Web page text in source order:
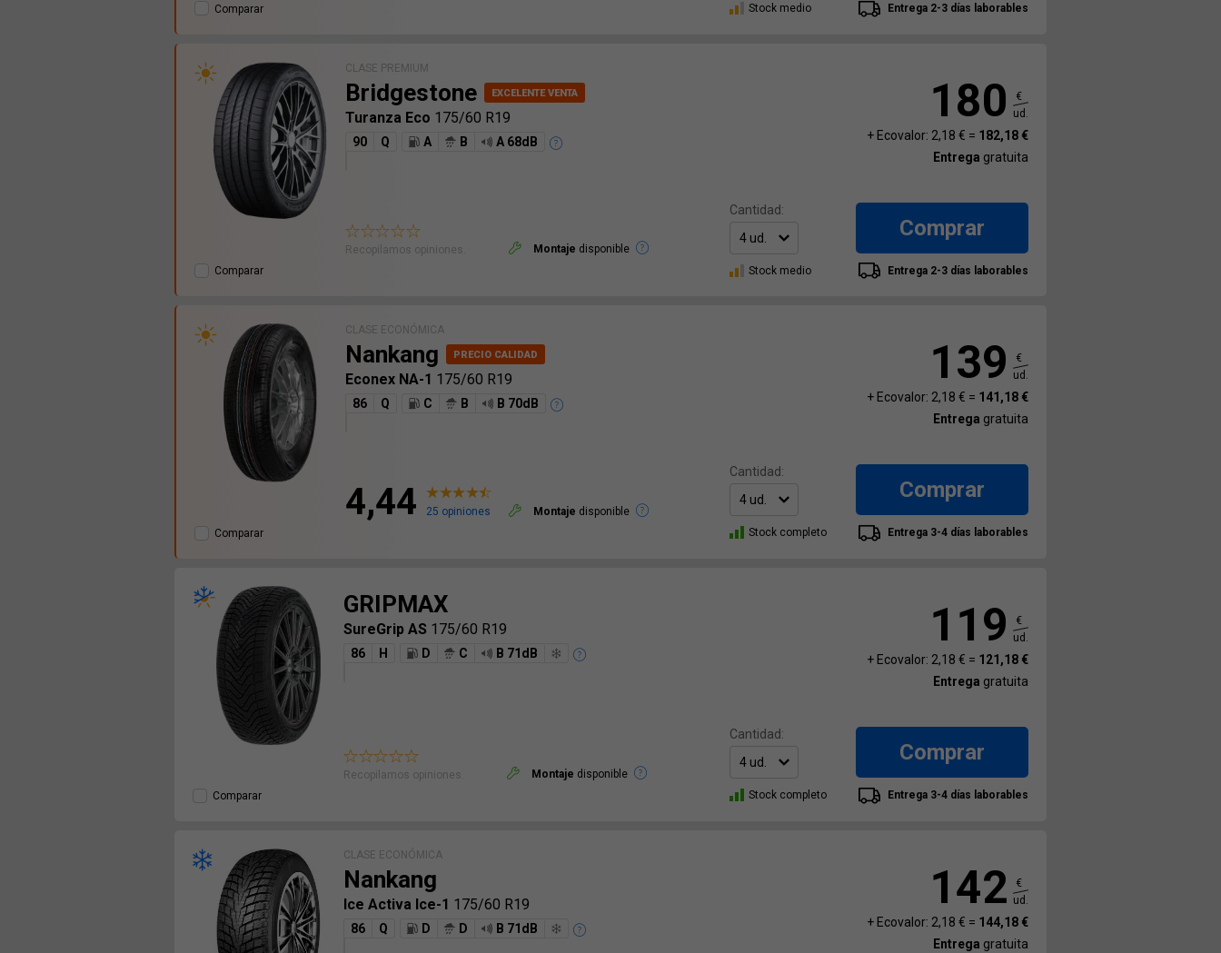
Comparar
Stock medio Entrega 2-3 días laborables
CLASE PREMIUM
Bridgestone
Turanza Eco 175/60 R19
90 Q A B A 68dB
Recopilamos opiniones. Montaje disponible
Comparar
180
€
ud.
+ Ecovalor: 2,18 € = 182,18 €
Entrega gratuita
Cantidad:
Comprar
Stock medio Entrega 2-3 días laborables
CLASE ECONÓMICA
Nankang
Econex NA-1 175/60 R19
86 Q C B B 70dB
4,44 25 opiniones Montaje disponible
Comparar
139
€
ud.
+ Ecovalor: 2,18 € = 141,18 €
Entrega gratuita
Cantidad:
Comprar
Stock completo Entrega 3-4 días laborables
GRIPMAX
SureGrip AS 175/60 R19
86 H D C B 71dB
Recopilamos opiniones. Montaje disponible
Comparar
119
€
ud.
+ Ecovalor: 2,18 € = 121,18 €
Entrega gratuita
Cantidad:
Comprar
Stock completo Entrega 3-4 días laborables
CLASE ECONÓMICA
Nankang
Ice Activa Ice-1 175/60 R19
86 Q D D B 71dB
142
€
ud.
+ Ecovalor: 2,18 € = 144,18 €
Entrega gratuita